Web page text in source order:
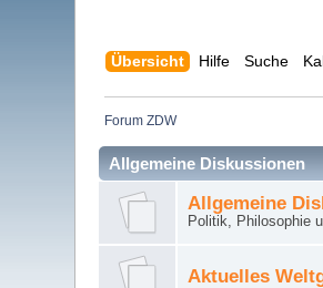
Übersicht Hilfe Suche
Forum ZDW
Allgemeine Diskussionen
Allgemeine
Politik, Philosophie
Aktuelles